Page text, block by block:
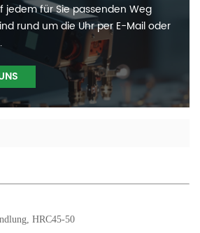
jedem für Sie passenden Weg
rund um die Uhr per E-Mail oder
HRC45-50